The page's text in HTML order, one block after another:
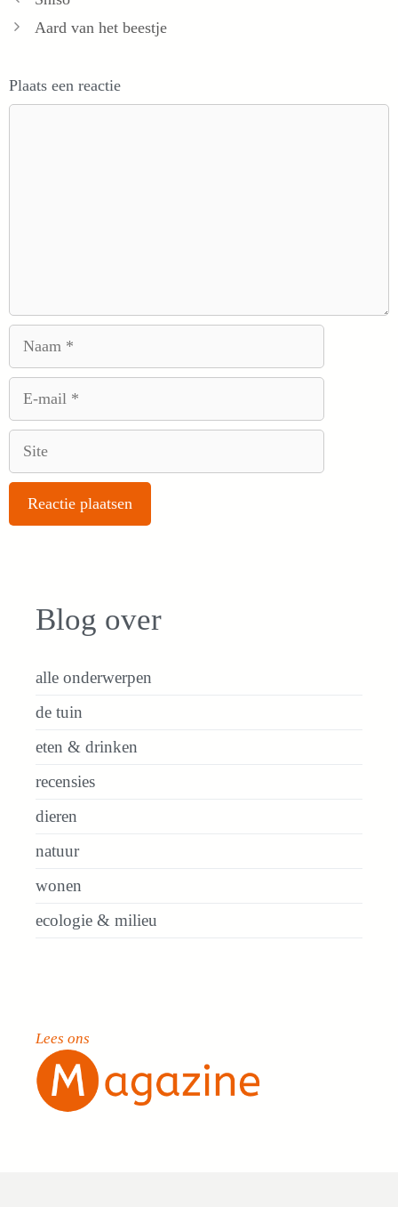
Aard van het beestje
Plaats een reactie
Blog over
alle onderwerpen
de tuin
eten & drinken
recensies
dieren
natuur
wonen
ecologie & milieu
Lees ons